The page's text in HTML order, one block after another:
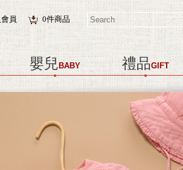
員 0件商品
嬰兒 BABY 禮品GIFT